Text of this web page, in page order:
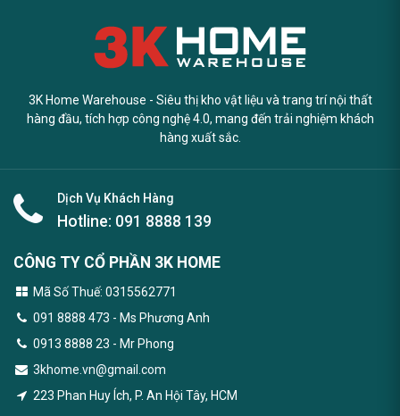
3K Home Warehouse - Siêu thị kho vật liệu và trang trí nội thất
hàng đầu, tích hợp công nghệ 4.0, mang đến trải nghiệm khách
hàng xuất sắc.
Dịch Vụ Khách Hàng
Hotline: 091 8888 139
CÔNG TY CỔ PHẦN 3K HOME
Mã Số Thuế: 0315562771
091 8888 473 - Ms Phương Anh
0913 8888 23 - Mr Phong
3khome.vn@gmail.com
223 Phan Huy Ích, P. An Hội Tây, HCM